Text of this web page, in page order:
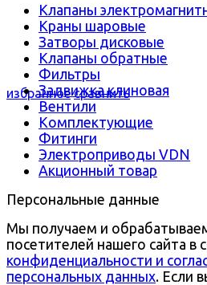
избранное сравнить
Клапаны
Краны шаровые
Затворы дисковые
Клапаны обратные
Фильтры
Задвижка клиновая
Вентили
Комплектующие
Фитинги
Электроприводы VDN
Акционный товар
Персональные данные
Мы получаем и
посетителей нашего сайта в
конфиденциальности и
персональных данных. Если